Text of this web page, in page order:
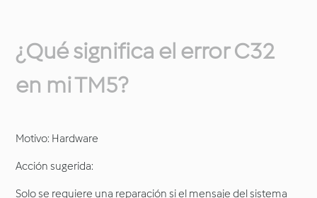
¿Qué significa el error C32
en mi TM5?
Motivo: Hardware
Acción sugerida:
Solo se requiere una reparación si el mensaje del sistema